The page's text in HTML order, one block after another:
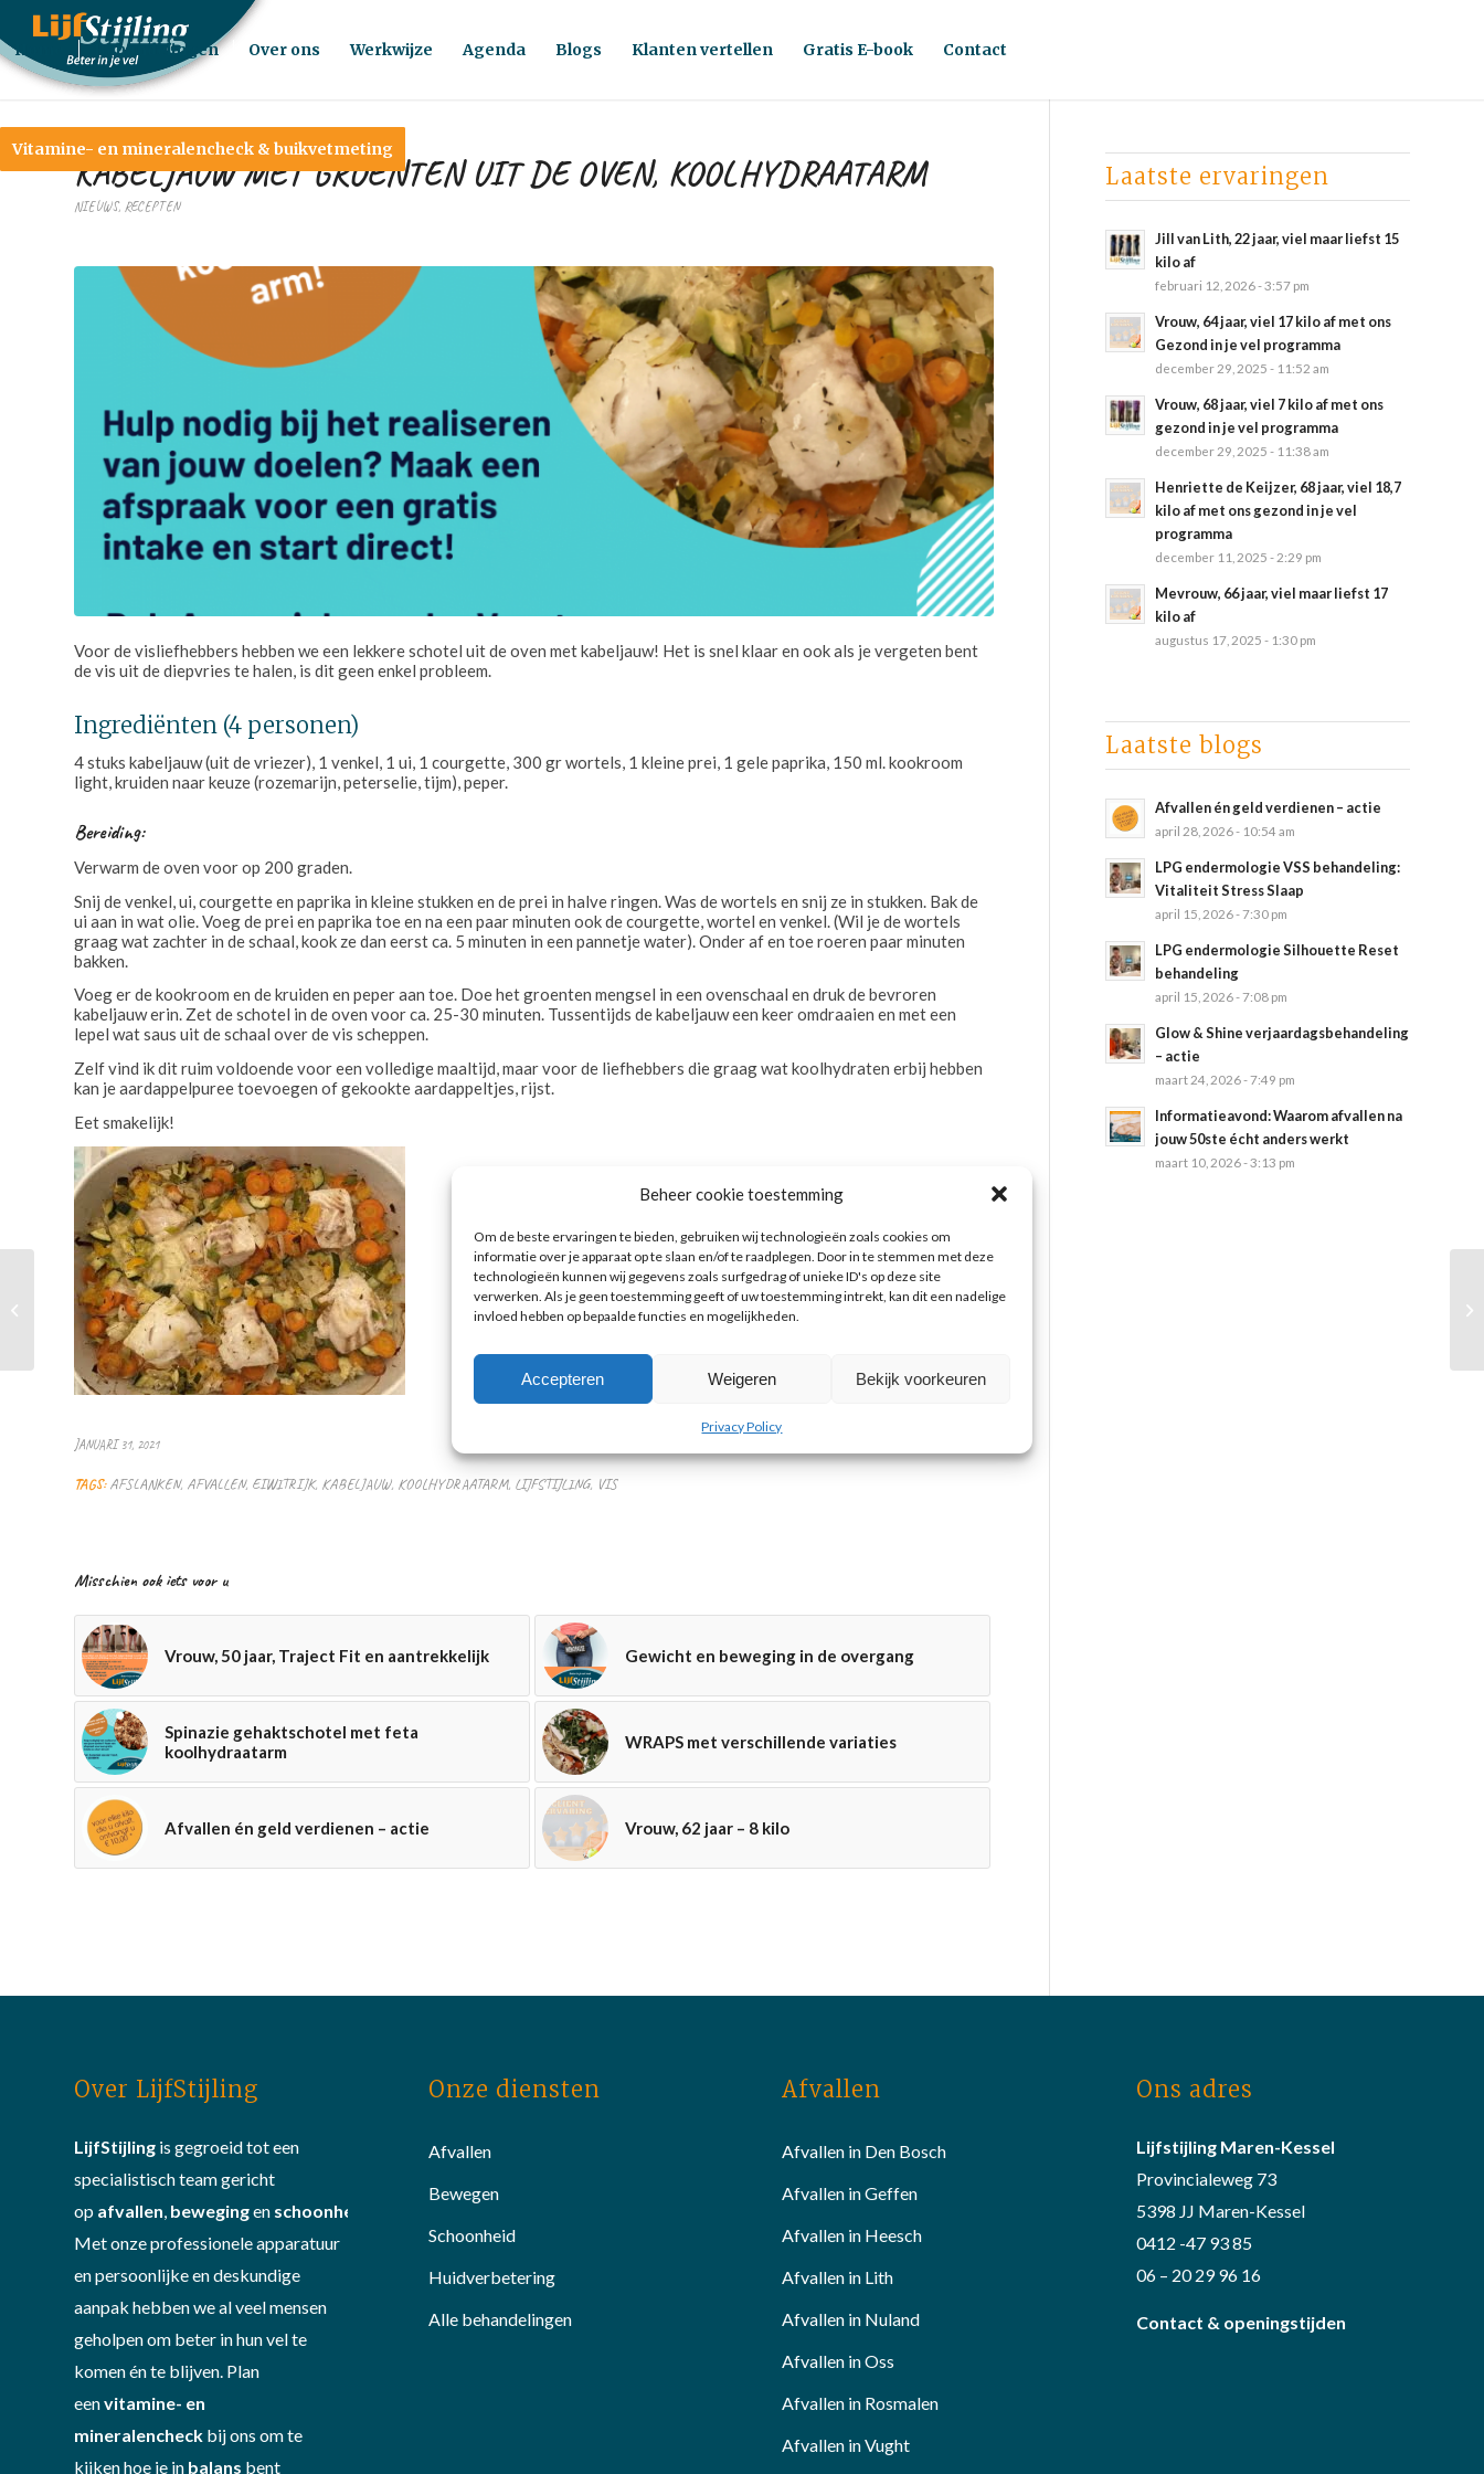
Beheer cookie toestemming
Om de beste ervaringen te bieden, gebruiken wij technologieën zoals cookies om
informatie over je apparaat op te slaan en/of te raadplegen. Door in te stemmen met deze
technologieën kunnen wij gegevens zoals surfgedrag of unieke ID's op deze site
verwerken. Als je geen toestemming geeft of uw toestemming intrekt, kan dit een nadelige
invloed hebben op bepaalde functies en mogelijkheden.
Accepteren Weigeren Bekijk voorkeuren
Privacy Policy
Home Behandelingen Over ons Werkwijze Agenda Blogs Klanten vertellen Gratis E-book Contact
Vitamine- en mineralencheck & buikvetmeting
KABELJAUW MET GROENTEN UIT DE OVEN, KOOLHYDRAATARM
NIEUWS, RECEPTEN
Voor de visliefhebbers hebben we een lekkere schotel uit de oven met kabeljauw! Het is snel klaar en ook als je vergeten bent
de vis uit de diepvries te halen, is dit geen enkel probleem.
Ingrediënten (4 personen)
4 stuks kabeljauw (uit de vriezer), 1 venkel, 1 ui, 1 courgette, 300 gr wortels, 1 kleine prei, 1 gele paprika, 150 ml. kookroom
light, kruiden naar keuze (rozemarijn, peterselie, tijm), peper.
Bereiding:
Verwarm de oven voor op 200 graden.
Snij de venkel, ui, courgette en paprika in kleine stukken en de prei in halve ringen. Was de wortels en snij ze in stukken. Bak de
ui aan in wat olie. Voeg de prei en paprika toe en na een paar minuten ook de courgette, wortel en venkel. (Wil je de wortels
graag wat zachter in de schaal, kook ze dan eerst ca. 5 minuten in een pannetje water). Onder af en toe roeren paar minuten
bakken.
Voeg er de kookroom en de kruiden en peper aan toe. Doe het groenten mengsel in een ovenschaal en druk de bevroren
kabeljauw erin. Zet de schotel in de oven voor ca. 25-30 minuten. Tussentijds de kabeljauw een keer omdraaien en met een
lepel wat saus uit de schaal over de vis scheppen.
Zelf vind ik dit ruim voldoende voor een volledige maaltijd, maar voor de liefhebbers die graag wat koolhydraten erbij hebben
kan je aardappelpuree toevoegen of gekookte aardappeltjes, rijst.
Eet smakelijk!
JANUARI 31, 2021
TAGS: AFSLANKEN, AFVALLEN, EIWITRIJK, KABELJAUW, KOOLHYDRAATARM, LIJFSTIJLING, VIS
Misschien ook iets voor u
Vrouw, 50 jaar, Traject Fit en aantrekkelijk Gewicht en beweging in de overgang
Spinazie gehaktschotel met feta
koolhydraatarm
WRAPS met verschillende variaties
Afvallen én geld verdienen – actie Vrouw, 62 jaar – 8 kilo
Laatste ervaringen
Jill van Lith, 22 jaar, viel maar liefst 15
kilo af
februari 12, 2026 - 3:57 pm
Vrouw, 64 jaar, viel 17 kilo af met ons
Gezond in je vel programma
december 29, 2025 - 11:52 am
Vrouw, 68 jaar, viel 7 kilo af met ons
gezond in je vel programma
december 29, 2025 - 11:38 am
Henriette de Keijzer, 68 jaar, viel 18,7
kilo af met ons gezond in je vel
programma
december 11, 2025 - 2:29 pm
Mevrouw, 66 jaar, viel maar liefst 17
kilo af
augustus 17, 2025 - 1:30 pm
Laatste blogs
Afvallen én geld verdienen – actie
april 28, 2026 - 10:54 am
LPG endermologie VSS behandeling:
Vitaliteit Stress Slaap
april 15, 2026 - 7:30 pm
LPG endermologie Silhouette Reset
behandeling
april 15, 2026 - 7:08 pm
Glow & Shine verjaardagsbehandeling
– actie
maart 24, 2026 - 7:49 pm
Informatieavond: Waarom afvallen na
jouw 50ste écht anders werkt
maart 10, 2026 - 3:13 pm
Over LijfStijling
LijfStijling is gegroeid tot een
specialistisch team gericht
op afvallen, bewegingen schoonheid
Met onze professionele apparatuur
en persoonlijke en deskundige
aanpak hebben we al veel mensen
geholpen om beter in hun vel te
komen én te blijven. Plan
eenvitamine- en
mineralencheck bij ons om te
kijken hoe je in balans bent
Onze diensten
Afvallen
Bewegen
Schoonheid
Huidverbetering
Alle behandelingen
Afvallen
Afvallen in Den Bosch
Afvallen in Geffen
Afvallen in Heesch
Afvallen in Lith
Afvallen in Nuland
Afvallen in Oss
Afvallen in Rosmalen
Afvallen in Vught
Ons adres
Lijfstijling Maren-Kessel
Provincialeweg 73
5398 JJ Maren-Kessel
0412 -47 93 85
06 – 20 29 96 16
Contact & openingstijden
Bleekselderij paprika
wokschotel